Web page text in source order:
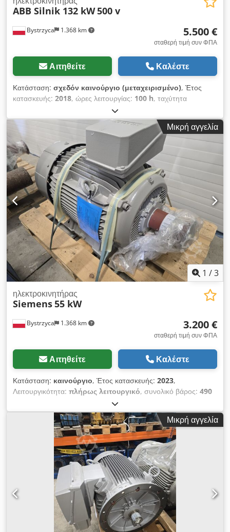
Bystrzyca 1.368 km
ABB Silnik 132 kW500 v
5.500 €
σταθερή τιμή συν ΦΠΑ
Αιτηθείτε Καλέστε
Κατάσταση: σχεδόν καινούργιο (μεταχειρισμένο), Έτος
κατασκευής: 2018, ώρες λειτουργίας: 100 h, ταχύτητα
2.982 στρ./λ.
Ηλεκτροκινητήρας ABB 132 kW 50 Hz 2982 σ.α.λ. 500 V
Cedpfx Acov I Ervo Djrf 6 μήνες εγγύηση
Μικρή αγγελία
1 /3
Bystrzyca 1.368 km
ηλεκτροκινητήρας
Siemens55 kW
3.200 €
σταθερή τιμή συν ΦΠΑ
Αιτηθείτε Καλέστε
Κατάσταση: καινούργιο, Έτος κατασκευής: 2023,
Λειτουργικότητα: πλήρως λειτουργικό, συνολικό βάρος: 490
, Κινητήρας SIEMENS, ισχύος 55 kW Codpfxjzr Imao Ac
Dorf Καινούργιος 1486 στροφές ανά λεπτό Εγγύηση 12 μηνών
Μικρή αγγελία